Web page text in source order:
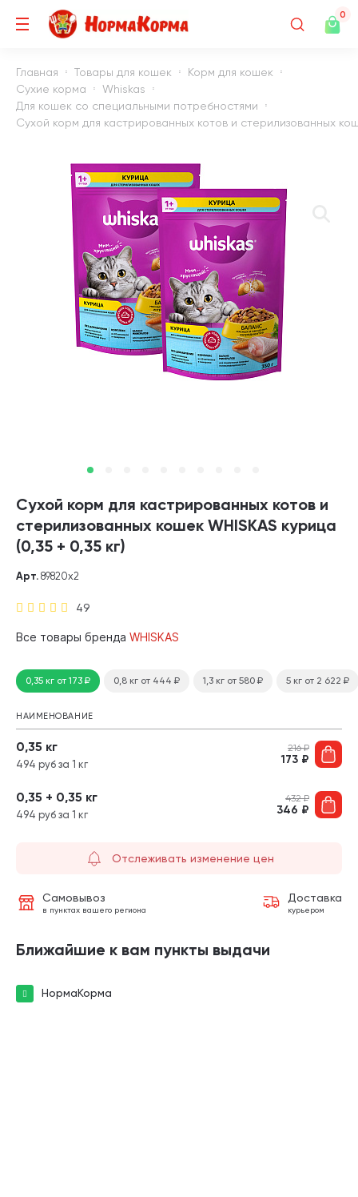
0
Главная Товары для кошек
Корм для кошек
Сухие корма
Whiskas
Для кошек со специальными потребностями
Сухой корм для кастрированных котов и стерилизованных
Сухой корм для кастрированных котов и
стерилизованных кошек WHISKAS курица
(0,35 + 0,35 кг)
49
Арт. 89820х2
Все товары бренда WHISKAS
0,35 кг от 173₽ 0,8 кг от 444 ₽ 1,3 кг от 580 ₽ 5 кг от 2 622 ₽
НАИМЕНОВАНИЕ
0,35 кг
494 руб за 1 кг
216₽
173 ₽
0,35 + 0,35 кг
494 руб за 1 кг
432₽
346 ₽
Отслеживать изменение цен
Самовывоз
в пунктах вашего региона
Доставка
курьером
Ближайшие к вам пункты выдачи
НормаКорма